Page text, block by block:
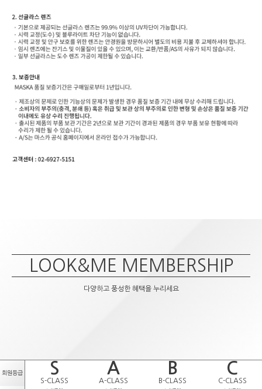
LOOK&ME MEMBERSHIP
다양하고 풍성한 혜택을 누리세요
회원등급 S A B C
S-CLASS A-CLASS B-CLASS C-CLASS